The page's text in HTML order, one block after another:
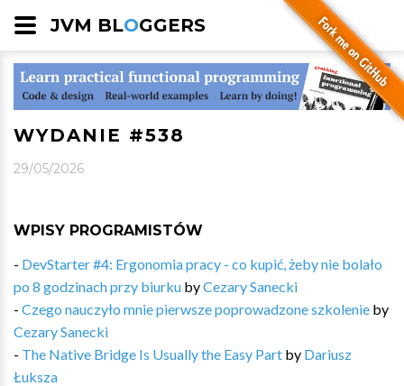
JVM BLOGGERS
WYDANIE #538
29/05/2026
WPISY PROGRAMISTÓW
- DevStarter #4: Ergonomia pracy - co kupić, żeby nie bolało
po 8 godzinach przy biurku byCezary Sanecki
- Czego nauczyło mnie pierwsze poprowadzone szkolenie by
Cezary Sanecki
- The Native Bridge Is Usually the Easy Part by Dariusz
Łuksza